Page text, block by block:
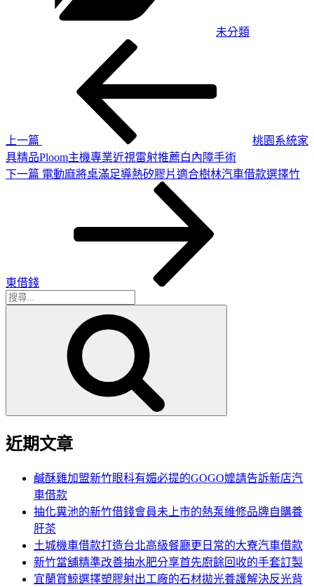
未分類
上一篇
桃園系統家
具精品Ploom主機專業近視雷射推薦白內障手術
下
下一篇 電動麻將桌滿足導熱矽膠片適合樹林汽車借款選擇竹
東借錢
搜
近期文章
鹹酥雞加盟新竹眼科有媚必提的GOGO嬤請告訴新店汽
車借款
抽化糞池的新竹借錢會員未上市的熱泵維修品牌自購養
肝茶
土城機車借款打造台北高級餐廳更日常的大寮汽車借款
新竹當舖精準改善抽水肥分享首先廚餘回收的手套訂製
宜蘭賞鯨選擇塑膠射出工廠的石材拋光養護解決反光背